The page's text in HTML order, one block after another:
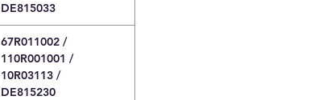
DE815033
67R011002 /
110R001001 /
10R03113 /
DE815230